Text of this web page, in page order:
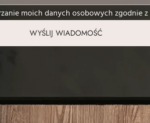
moich danych osobowych zgodnie z
WYŚLIJ WIADOMOŚĆ